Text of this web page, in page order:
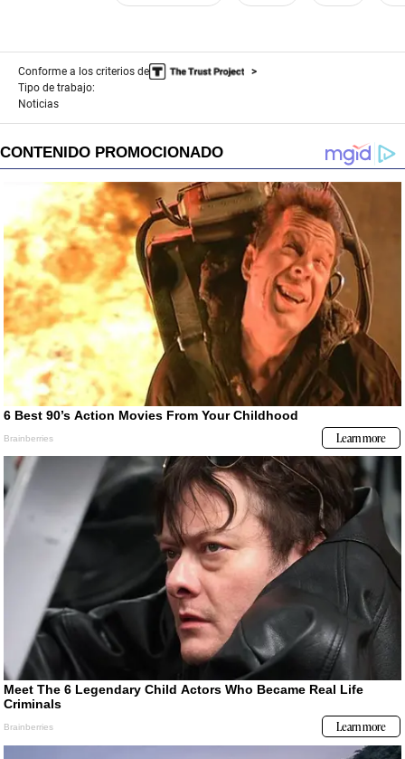
Conforme a los criterios de
Tipo de trabajo:
Noticias